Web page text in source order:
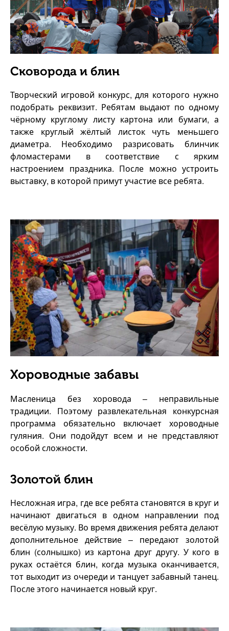
Сковорода и блин
Творческий игровой конкурс, для которого нужно
подобрать реквизит. Ребятам выдают по одному
чёрному круглому листу картона или бумаги, а
также круглый жёлтый листок чуть меньшего
диаметра. Необходимо разрисовать блинчик
фломастерами в соответствие с ярким
настроением праздника. После можно устроить
выставку, в которой примут участие все ребята.
Хороводные забавы
Масленица без хоровода – неправильные
традиции. Поэтому развлекательная конкурсная
программа обязательно включает хороводные
гуляния. Они подойдут всем и не представляют
особой сложности.
Золотой блин
Несложная игра, где все ребята становятся в круг и
начинают двигаться в одном направлении под
весёлую музыку. Во время движения ребята делают
дополнительное действие – передают золотой
блин (солнышко) из картона друг другу. У кого в
руках остаётся блин, когда музыка оканчивается,
тот выходит из очереди и танцует забавный танец.
После этого начинается новый круг.